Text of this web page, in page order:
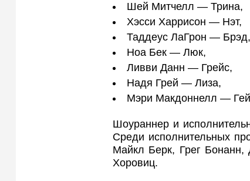
Шей Митчелл — Трина,
Хэсси Харрисон — Нэт,
Таддеус ЛаГрон — Брэд,
Ноа Бек — Люк,
Ливви Данн — Грейс,
Надя Грей — Лиза,
Мэри Макдоннелл —
Шоураннер и
Среди исполнительных
Майкл Берк, Грег
Хоровиц.